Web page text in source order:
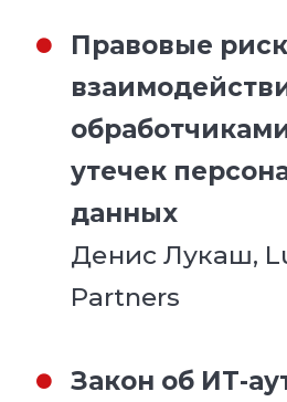
Правовые
утечек
данных
Денис Лукаш,
Partners
Закон об ИТ-